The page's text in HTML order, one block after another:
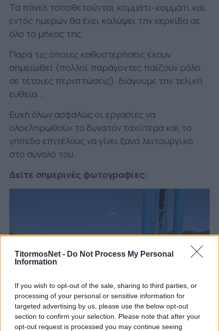
TitormosNet - Do Not Process My Personal
Information
If you wish to opt-out of the sale, sharing to third parties, or
processing of your personal or sensitive information for
targeted advertising by us, please use the below opt-out
section to confirm your selection. Please note that after your
opt-out request is processed you may continue seeing
Τα πάνελ τοποθετούνται κομμάτι-κομμάτι και
εντός ημερών θα έχει καλύψει την κερκίδα σε
όλο το μήκος της.
Παρά τις όποιες καθυστερήσεις έχουν
σημειωθεί (πολλοί παράγοντες παίζουν ρόλο
σε τέτοιες περιπτώσεις), διάγουμε την τελική
ευθεία…
Ευχή όλων ασφαλώς οι εργασίες να
ολοκληρωθούν το δυνατόν ταχύτερα και το
γήπεδο επιτέλους να γίνει ξανά λειτουργικό
στο σύνολό του.
Δείτε σημερινές φωτογραφίες: